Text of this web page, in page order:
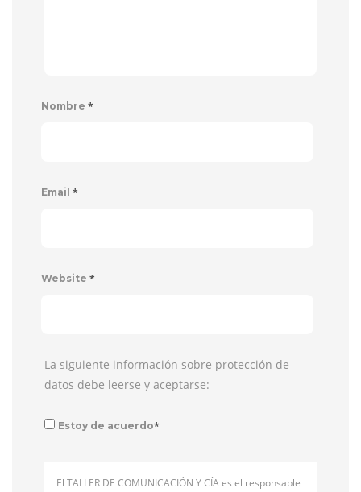
Nombre *
Email *
Website *
La siguiente información sobre protección de
datos debe leerse y aceptarse:
Estoy de acuerdo*
El TALLER DE COMUNICACIÓN Y CÍA es el responsable